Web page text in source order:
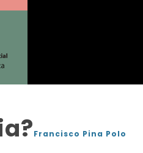
Francisco Pina Polo